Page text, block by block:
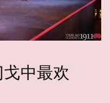
中最欢